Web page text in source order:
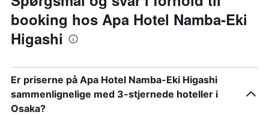
booking hos Apa Hotel Namba-Eki
Higashi
Er priserne på Apa Hotel Namba-Eki Higashi
sammenlignelige med 3-stjernede hoteller i
Osaka?